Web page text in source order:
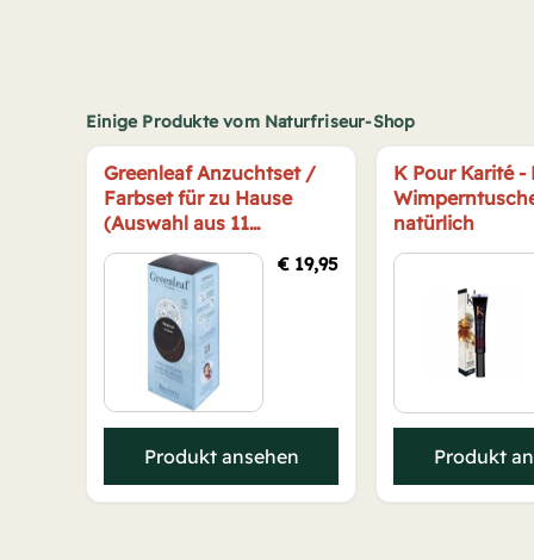
Einige Produkte vom Naturfriseur-Shop
Greenleaf Anzuchtset /
Farbset für zu Hause
(Auswahl aus 11
Farbtönen)
€ 19,95
Produkt ansehen
K Pour Karité -
natürlich
Produkt